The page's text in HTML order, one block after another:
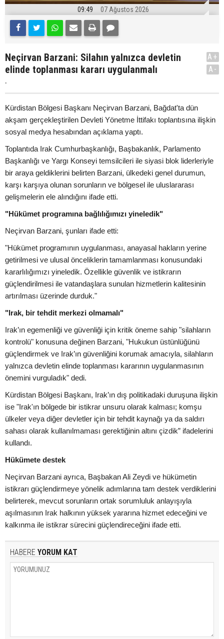
09:49 07 Ağustos 2026
Neçirvan Barzani: Silahın yalnızca devletin
elinde toplanması kararı uygulanmalı
.
A+
A-
Kürdistan Bölgesi Başkanı Neçirvan Barzani, Bağdat'ta dün
akşam gerçekleştirilen Devleti Yönetme İttifakı toplantısına ilişkin
sosyal medya hesabından açıklama yaptı.
Toplantıda Irak Cumhurbaşkanlığı, Başbakanlık, Parlamento
Başkanlığı ve Yargı Konseyi temsilcileri ile siyasi blok liderleriyle
bir araya geldiklerini belirten Barzani, ülkedeki genel durumun,
karşı karşıya olunan sorunların ve bölgesel ile uluslararası
gelişmelerin ele alındığını ifade etti.
"Hükümet programına bağlılığımızı yineledik"
Neçirvan Barzani, şunları ifade etti:
"Hükümet programının uygulanması, anayasal hakların yerine
getirilmesi ve ulusal önceliklerin tamamlanması konusundaki
kararlılığımızı yineledik. Özellikle güvenlik ve istikrarın
güçlendirilmesi ile vatandaşlara sunulan hizmetlerin kalitesinin
artırılması üzerinde durduk."
"Irak, bir tehdit merkezi olmamalı"
Irak’ın egemenliği ve güvenliği için kritik öneme sahip "silahların
kontrolü" konusuna değinen Barzani, "Hukukun üstünlüğünü
güçlendirmek ve Irak’ın güvenliğini korumak amacıyla, silahların
yalnızca devletin elinde toplanması kararının uygulanmasının
önemini vurguladık" dedi.
Kürdistan Bölgesi Başkanı, Irak’ın dış politikadaki duruşuna ilişkin
ise "Irak'ın bölgede bir istikrar unsuru olarak kalması; komşu
ülkeler veya diğer devletler için bir tehdit kaynağı ya da saldırı
sahası olarak kullanılmaması gerektiğinin altını çizdik” ifadelerini
kullandı.
Hükümete destek
Neçirvan Barzani ayrıca, Başbakan Ali Zeydi ve hükümetin
istikrarı güçlendirmeye yönelik adımlarına tam destek verdiklerini
belirterek, mevcut sorunların ortak sorumluluk anlayışıyla
aşılmasının Irak halkının yüksek yararına hizmet edeceğini ve
kalkınma ile istikrar sürecini güçlendireceğini ifade etti.
HABERE YORUM KAT